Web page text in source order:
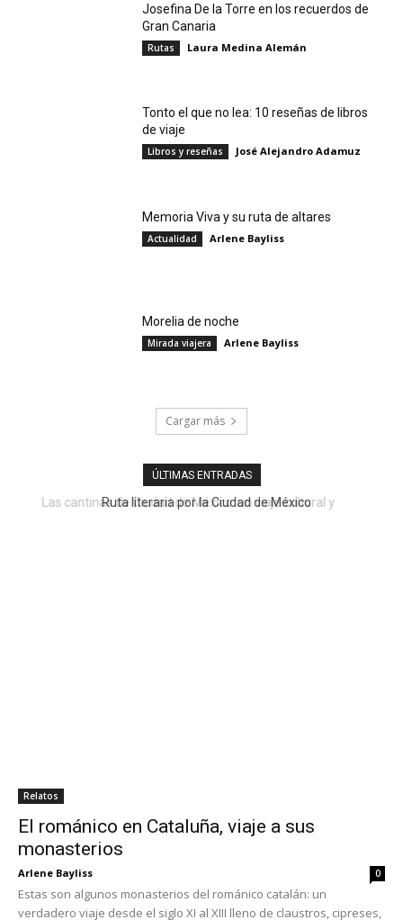
Josefina De la Torre en los recuerdos de
Gran Canaria
Rutas Laura Medina Alemán
Tonto el que no lea: 10 reseñas de libros
de viaje
Libros y reseñas José Alejandro Adamuz
Memoria Viva y su ruta de altares
Actualidad Arlene Bayliss
Morelia de noche
Mirada viajera Arlene Bayliss
Cargar más
ÚLTIMAS ENTRADAS
Ruta literaria por la Ciudad de México
Relatos
El románico en Cataluña, viaje a sus
monasterios
Arlene Bayliss 0
Estas son algunos monasterios del románico catalán: un
verdadero viaje desde el siglo XI al XIII lleno de claustros, cipreses,